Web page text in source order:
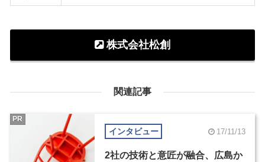
株式会社松創
関連記事
インタビュー 17/11/13
2社の技術と意匠が融合、広島か
PR